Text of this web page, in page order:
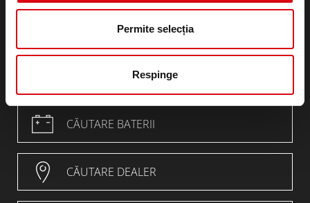
Permite selecția
Respinge
CAProp65_Declaration
Homologation
CĂUTARE BATERII
CĂUTARE DEALER